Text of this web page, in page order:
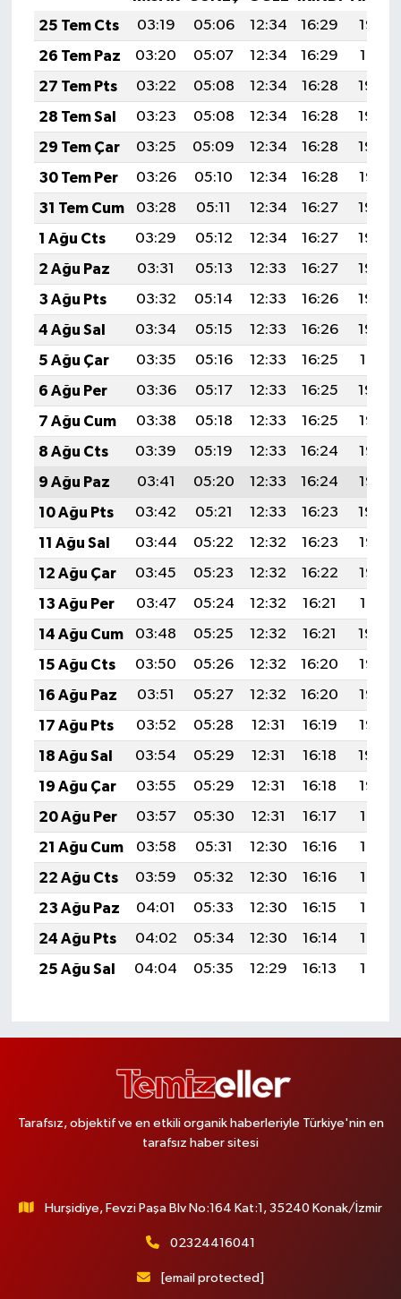
25 Tem Cts
03:19 05:06 12:34 16:29
19:52
26 Tem Paz
03:20 05:07 12:34 16:29
19:51
27 Tem Pts
03:22 05:08 12:34 16:28
19:50
28 Tem Sal
03:23 05:08 12:34 16:28
19:49
29 Tem Çar
03:25 05:09 12:34 16:28
19:48
30 Tem Per
03:26 05:10 12:34 16:28
19:47
31 Tem Cum
03:28 05:11 12:34 16:27
19:46
1 Ağu Cts
03:29 05:12 12:34 16:27
19:45
2 Ağu Paz
03:31 05:13 12:33 16:27
19:44
3 Ağu Pts
03:32 05:14 12:33 16:26
19:43
4 Ağu Sal
03:34 05:15 12:33 16:26
19:42
5 Ağu Çar
03:35 05:16 12:33 16:25
19:41
6 Ağu Per
03:36 05:17 12:33 16:25
19:39
7 Ağu Cum
03:38 05:18 12:33 16:25
19:38
8 Ağu Cts
03:39 05:19 12:33 16:24
19:37
9 Ağu Paz
03:41 05:20 12:33 16:24
19:36
10 Ağu Pts
03:42 05:21 12:33 16:23
19:34
11 Ağu Sal
03:44 05:22 12:32 16:23
19:33
12 Ağu Çar
03:45 05:23 12:32 16:22
19:32
13 Ağu Per
03:47 05:24 12:32 16:21
19:31
14 Ağu Cum
03:48 05:25 12:32 16:21
19:29
15 Ağu Cts
03:50 05:26 12:32 16:20
19:28
16 Ağu Paz
03:51 05:27 12:32 16:20
19:27
17 Ağu Pts
03:52 05:28 12:31 16:19
19:25
18 Ağu Sal
03:54 05:29 12:31 16:18
19:24
19 Ağu Çar
03:55 05:29 12:31 16:18
19:22
20 Ağu Per
03:57 05:30 12:31 16:17
19:21
21 Ağu Cum
03:58 05:31 12:30 16:16
19:19
22 Ağu Cts
03:59 05:32 12:30 16:16
19:18
23 Ağu Paz
04:01 05:33 12:30 16:15
19:16
24 Ağu Pts
04:02 05:34 12:30 16:14
19:15
25 Ağu Sal
04:04 05:35 12:29 16:13 19:13
Tarafsız, objektif ve en etkili organik haberleriyle Türkiye'nin en
tarafsız haber sitesi
Hurşidiye, Fevzi Paşa Blv No:164 Kat:1, 35240 Konak/İzmir
02324416041
[email protected]